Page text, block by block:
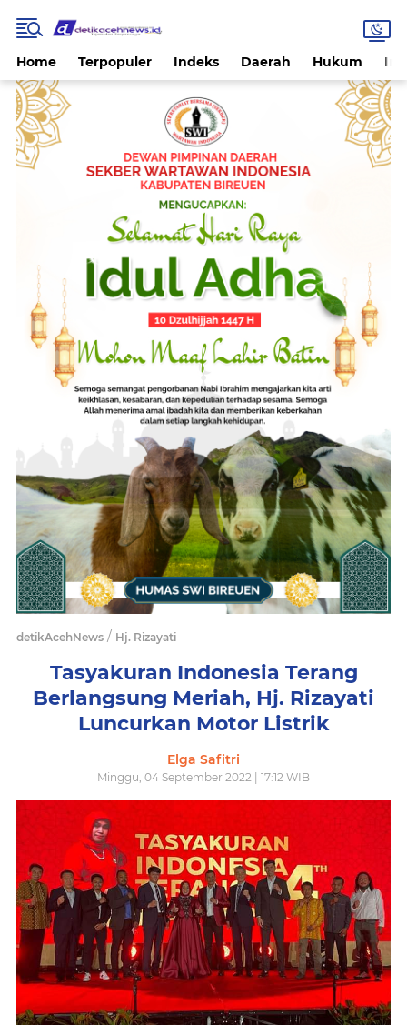
Home Terpopuler Indeks Daerah Hukum
detikAcehNews / Hj. Rizayati
Tasyakuran Indonesia Terang
Berlangsung Meriah, Hj. Rizayati
Luncurkan Motor Listrik
Elga Safitri
Minggu, 04 September 2022 | 17:12 WIB